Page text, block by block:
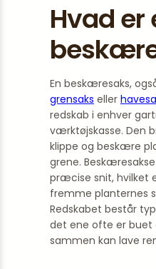
Hvad er
En beskæresaks,
grensaks eller
redskab i enhver
værktøjskasse. Den
klippe og beskære
grene.
præcise snit, hvilket
fremme planternes
Redskabet består
det ene ofte er buet
sammen kan lave